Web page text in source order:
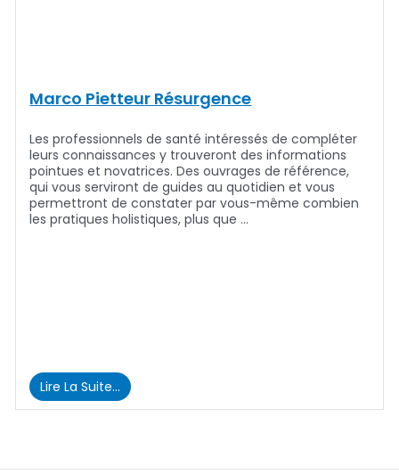
Marco Pietteur Résurgence
Les professionnels de santé intéressés de compléter
leurs connaissances y trouveront des informations
pointues et novatrices. Des ouvrages de référence,
qui vous serviront de guides au quotidien et vous
permettront de constater par vous-même combien
les pratiques holistiques, plus que …
Lire La Suite…